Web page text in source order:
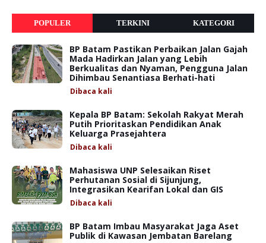
POPULER TERKINI KATEGORI
BP Batam Pastikan Perbaikan Jalan Gajah
Mada Hadirkan Jalan yang Lebih
Berkualitas dan Nyaman, Pengguna Jalan
Dihimbau Senantiasa Berhati-hati
Dibaca kali
Kepala BP Batam: Sekolah Rakyat Merah
Putih Prioritaskan Pendidikan Anak
Keluarga Prasejahtera
Dibaca kali
Mahasiswa UNP Selesaikan Riset
Perhutanan Sosial di Sijunjung,
Integrasikan Kearifan Lokal dan GIS
Dibaca kali
BP Batam Imbau Masyarakat Jaga Aset
Publik di Kawasan Jembatan Barelang